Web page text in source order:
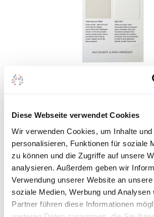
Diese Webseite verwendet Cookies
Wir verwenden Cookies, um Inhalte
personalisieren, Funktionen für soziale
zu können und die Zugriffe auf unsere
analysieren. Außerdem geben wir
Verwendung unserer Website an
soziale Medien, Werbung und Analysen
Partner führen diese Informationen
Einzelfarbkarte "Ralf
Auf den Wunschzettel
zum
Detail